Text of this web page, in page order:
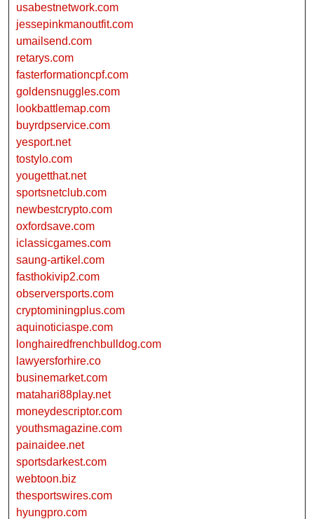
usabestnetwork.com
jessepinkmanoutfit.com
umailsend.com
retarys.com
fasterformationcpf.com
goldensnuggles.com
lookbattlemap.com
buyrdpservice.com
yesport.net
tostylo.com
yougetthat.net
sportsnetclub.com
newbestcrypto.com
oxfordsave.com
iclassicgames.com
saung-artikel.com
fasthokivip2.com
observersports.com
cryptominingplus.com
aquinoticiaspe.com
longhairedfrenchbulldog.com
lawyersforhire.co
businemarket.com
matahari88play.net
moneydescriptor.com
youthsmagazine.com
painaidee.net
sportsdarkest.com
webtoon.biz
thesportswires.com
hyungpro.com